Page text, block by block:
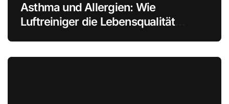
Asthma und Allergien: Wie
Luftreiniger die Lebensqualität